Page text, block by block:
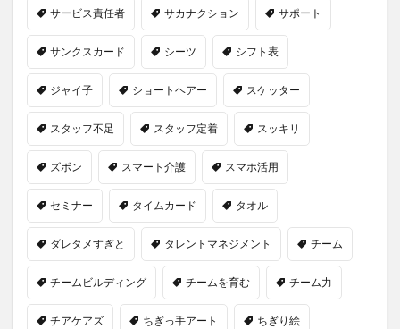
サービス責任者 サカナクション サポート
サンクスカード シーツ シフト表
ジャイ子 ショートヘアー スケッター
スタッフ不足 スタッフ定着 スッキリ
ズボン スマート介護 スマホ活用
セミナー タイムカード タオル
ダレタメすぎと タレントマネジメント チーム
チームビルディング チームを育む チーム力
チアケアズ ちぎっ手アート ちぎり絵